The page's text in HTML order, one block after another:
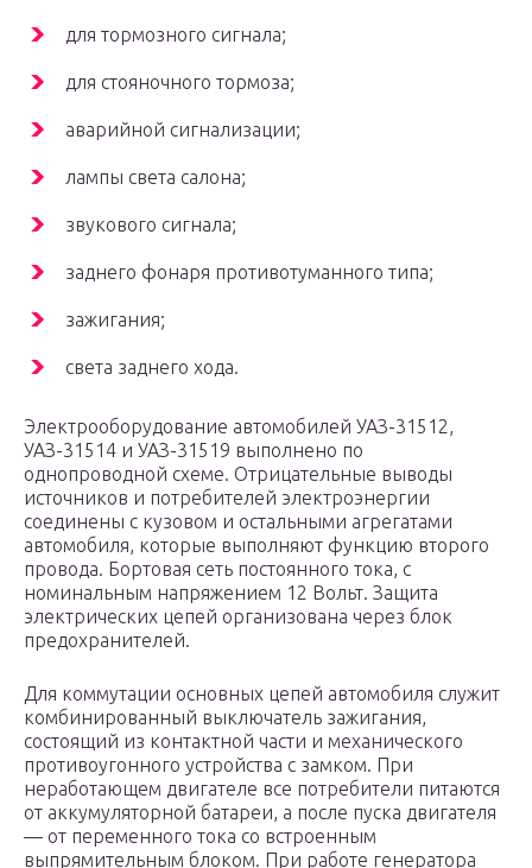
для тормозного сигнала;
для стояночного тормоза;
аварийной сигнализации;
лампы света салона;
звукового сигнала;
заднего фонаря противотуманного типа;
зажигания;
света заднего хода.
Электрооборудование автомобилей УАЗ-31512,
УАЗ-31514 и УАЗ-31519 выполнено по
однопроводной схеме. Отрицательные выводы
источников и потребителей электроэнергии
соединены с кузовом и остальными агрегатами
автомобиля, которые выполняют функцию второго
провода. Бортовая сеть постоянного тока, с
номинальным напряжением 12 Вольт. Защита
электрических цепей организована через блок
предохранителей.
Для коммутации основных цепей автомобиля служит
комбинированный выключатель зажигания,
состоящий из контактной части и механического
противоугонного устройства с замком. При
неработающем двигателе все потребители питаются
от аккумуляторной батареи, а после пуска двигателя
— от переменного тока со встроенным
выпрямительным блоком. При работе генератора